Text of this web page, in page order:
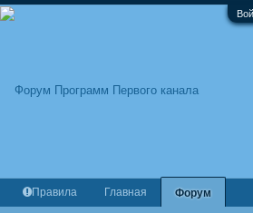
Правила Главная Форум